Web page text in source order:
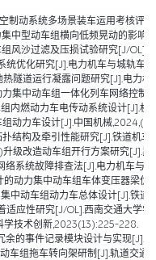
制动系统多场景装车运用考核评
中型动车组横向低频晃动的影
风沙过滤及压损试验研究[J/
优化研究[J].电力机车与城轨车
热隧道运行凝露问题研究[J].电力
集中动车组一体化列车网络控
内燃动力车电传动系统设计[J].
动力车设计[J].中国机械
扑结构及牵引性能研究[J].铁道机
级改造动车组开行方案研究[J].
系统故障排查法[J].电力机车与
的动力集中动车组车体变压器梁
中动车组动力车总体设计[J].铁道
着适应性研究[J/OL].西南交通大
学技术创新,2023(13):225-228.
余的事件记录模块设计与实现[J].
车组拖车转向架研制[J].轨道交